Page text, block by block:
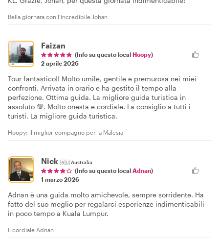
Bella giornata con l'incredibile Johan
Faizan
(Info su questo local Hoopy)
2 aprile 2026
Tour fantastico!! Molto umile, gentile e premurosa nei miei
confronti. Arrivata in orario e ha gestito il tempo alla
perfezione. Ottima guida. La migliore guida turistica in
assoluto 💯. Molto onesta e cordiale. La consiglio a tutti i
turisti. La migliore guida turistica.
Hoopy: il miglior compagno per la Malesia
Nick 🇦🇺Australia
(Info su questo local Adnan)
1 marzo 2026
Adnan è una guida molto amichevole, sempre sorridente. Ha
fatto del suo meglio per regalarci esperienze indimenticabili
in poco tempo a Kuala Lumpur.
Il cordiale Adnan